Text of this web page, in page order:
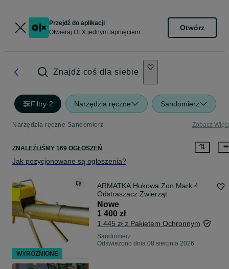
Przejdź do aplikacji
Otwieraj OLX jednym tapnięciem
Otwórz
Znajdź coś dla siebie
Filtry·2 Narzędzia ręczne Sandomierz
Narzędzia ręczne Sandomierz Zobacz
ZNALEŹLIŚMY 169 OGŁOSZEŃ
Jak pozycjonowane są ogłoszenia?
ARMATKA Hukowa Zon Mark 4
Odstraszacz Zwierząt
Nowe
1 400 zł
1 445 zł z Pakietem Ochronnym
Sandomierz
Odświeżono dnia 08 sierpnia 2026
WYRÓŻNIONE